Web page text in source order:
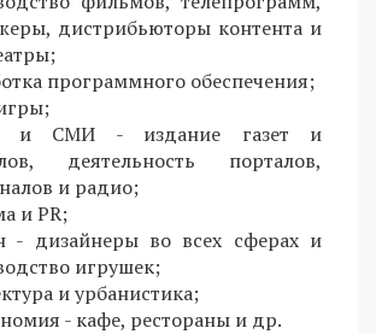
дистрибьюторы контента и
программного обеспечения;
и СМИ - издание газет и
деятельность порталов,
и радио;
и PR;
- дизайнеры во всех сферах и
игрушек;
и урбанистика;
- кафе, рестораны и др.